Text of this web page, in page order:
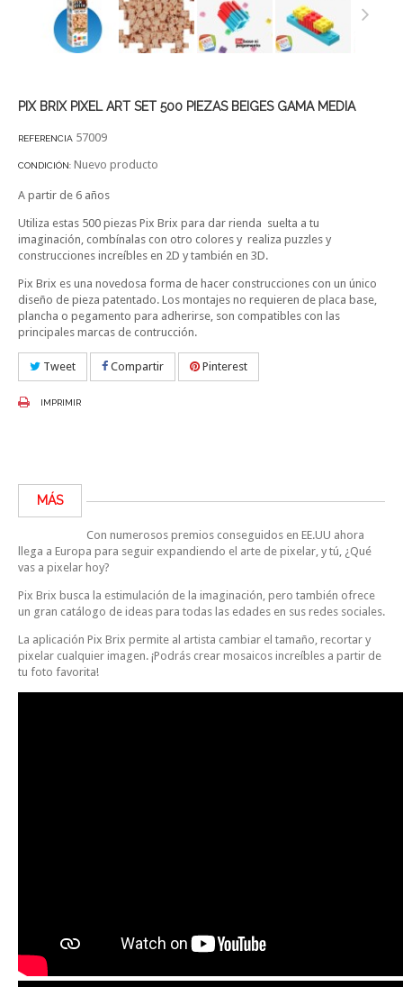
PIX BRIX PIXEL ART SET 500 PIEZAS BEIGES GAMA MEDIA
REFERENCIA 57009
CONDICIÓN: Nuevo producto
A partir de 6 años
Utiliza estas 500 piezas Pix Brix para dar rienda suelta a tu
imaginación, combínalas con otro colores y realiza puzzles y
construcciones increíbles en 2D y también en 3D.
Pix Brix es una novedosa forma de hacer construcciones con un único
diseño de pieza patentado. Los montajes no requieren de placa base,
plancha o pegamento para adherirse, son compatibles con las
principales marcas de contrucción.
Tweet Compartir Pinterest
IMPRIMIR
MÁS
Con numerosos premios conseguidos en EE.UU ahora
llega a Europa para seguir expandiendo el arte de pixelar, y tú, ¿Qué
vas a pixelar hoy?
Pix Brix busca la estimulación de la imaginación, pero también ofrece
un gran catálogo de ideas para todas las edades en sus redes sociales.
La aplicación Pix Brix permite al artista cambiar el tamaño, recortar y
pixelar cualquier imagen. ¡Podrás crear mosaicos increíbles a partir de
tu foto favorita!